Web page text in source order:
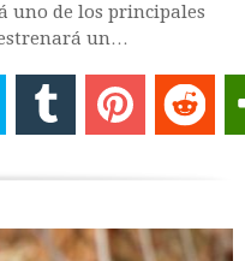
uno de los principales
un…